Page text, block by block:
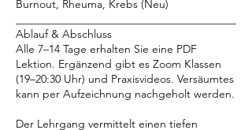
Burnout, Rheuma, Krebs (Neu)
Ablauf & Abschluss
Alle 7–14 Tage erhalten Sie eine PDF
Lektion. Ergänzend gibt es Zoom Klassen
(19–20:30 Uhr) und Praxisvideos. Versäumtes
kann per Aufzeichnung nachgeholt werden.
Der Lehrgang vermittelt einen tiefen